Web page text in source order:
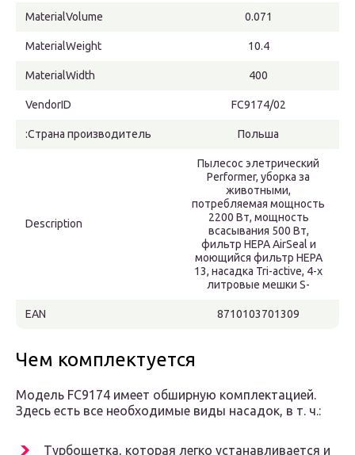
MaterialVolume 0.071
MaterialWeight 10.4
MaterialWidth 400
VendorID FC9174/02
:Страна производитель Польша
Description
Пылесос элетрический
Performer, уборка за
животными,
потребляемая мощность
2200 Вт, мощность
всасывания 500 Вт,
фильтр НЕРА AirSeal и
моющийся фильтр НЕРА
13, насадка Tri-active, 4-х
литровые мешки S-
EAN 8710103701309
Чем комплектуется
Модель FC9174 имеет обширную комплектацией.
Здесь есть все необходимые виды насадок, в т. ч.:
Турбощетка, которая легко устанавливается и